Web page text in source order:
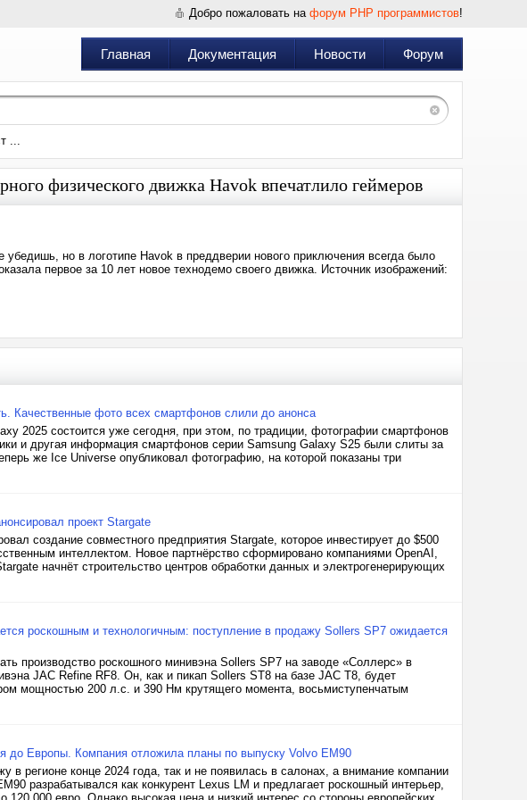
Добро пожаловать на форум PHP программистов!
Главная Документация Новости Форум
...
физического движка Havok впечатлило геймеров
убедишь, но в логотипе Havok в преддверии нового приключения всегда было
первое за 10 лет новое технодемо своего движка. Источник изображений:
Качественные фото всех смартфонов слили до анонса
2025 состоится уже сегодня, при этом, по традиции, фотографии смартфонов
и другая информация смартфонов серии Samsung Galaxy S25 были слиты за
же Ice Universe опубликовал фотографию, на которой показаны три
проект Stargate
создание совместного предприятия Stargate, которое инвестирует до $500
интеллектом. Новое партнёрство сформировано компаниями OpenAI,
начнёт строительство центров обработки данных и электрогенерирующих
роскошным и технологичным: поступление в продажу Sollers SP7 ожидается
производство роскошного минивэна Sollers SP7 на заводе «Соллерс» в
JAC Refine RF8. Он, как и пикап Sollers ST8 на базе JAC T8, будет
мощностью 200 л.с. и 390 Нм крутящего момента, восьмиступенчатым
до Европы. Компания отложила планы по выпуску Volvo EM90
в регионе конце 2024 года, так и не появилась в салонах, а внимание компании
разрабатывался как конкурент Lexus LM и предлагает роскошный интерьер,